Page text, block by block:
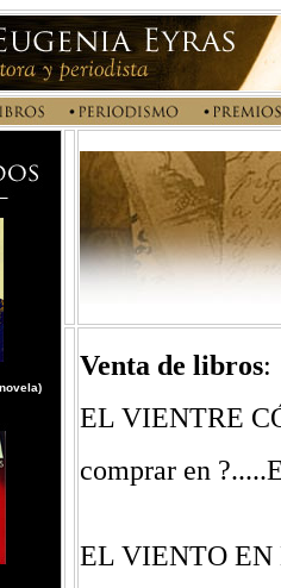
Venta de libros:
EL VIENTRE
comprar en
EL VIENTO EN